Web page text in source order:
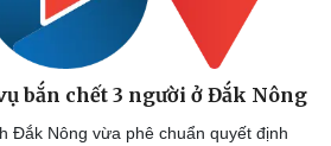
bắn chết 3 người ở Đắk Nông
Đắk Nông vừa phê chuẩn quyết định